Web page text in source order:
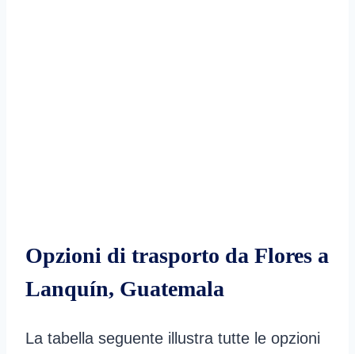
Opzioni di trasporto da Flores a
Lanquín, Guatemala
La tabella seguente illustra tutte le opzioni